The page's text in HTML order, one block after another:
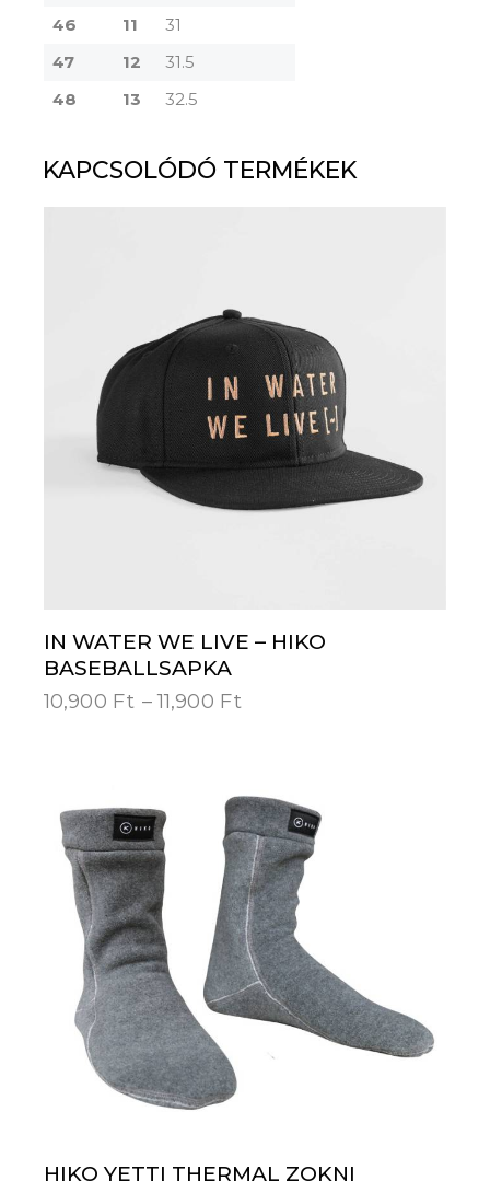
46
11
31
47
12
31.5
48
13 32.5
KAPCSOLÓDÓ TERMÉKEK
IN WATER WE LIVE – HIKO
BASEBALLSAPKA
10,900 Ft – 11,900 Ft
HIKO YETTI THERMAL ZOKNI